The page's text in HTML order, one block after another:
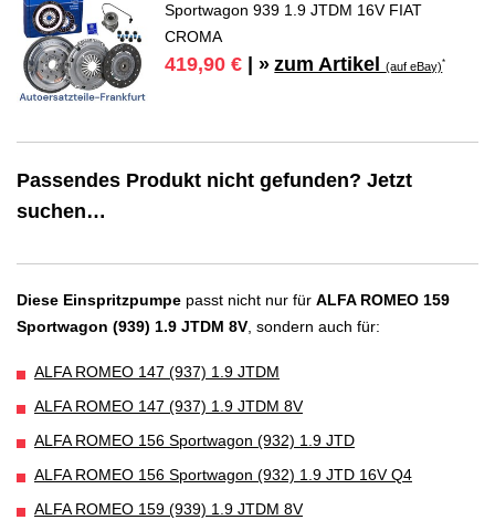
Sportwagon 939 1.9 JTDM 16V FIAT
CROMA
419,90 € | » zum Artikel(auf eBay)*
Passendes Produkt nicht gefunden? Jetzt
suchen…
Diese Einspritzpumpe passt nicht nur für ALFA ROMEO 159
Sportwagon (939) 1.9 JTDM 8V , sondern auch für:
ALFA ROMEO 147 (937) 1.9 JTDM
ALFA ROMEO 147 (937) 1.9 JTDM 8V
ALFA ROMEO 156 Sportwagon (932) 1.9 JTD
ALFA ROMEO 156 Sportwagon (932) 1.9 JTD 16V Q4
ALFA ROMEO 159 (939) 1.9 JTDM 8V